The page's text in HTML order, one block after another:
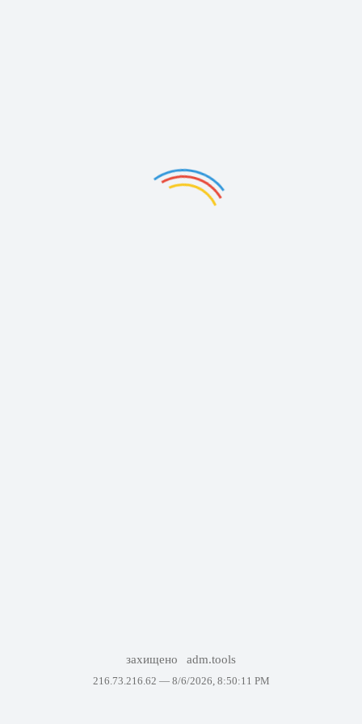
захищено adm.tools
216.73.216.62 — 8/6/2026, 8:50:11 PM